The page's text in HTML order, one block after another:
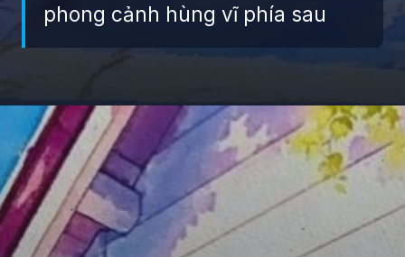
phong cảnh hùng vĩ phía sau
Đang mở